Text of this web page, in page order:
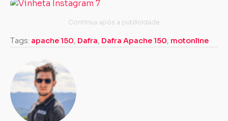
Tags: apache 150, Dafra, Dafra Apache 150, motonline